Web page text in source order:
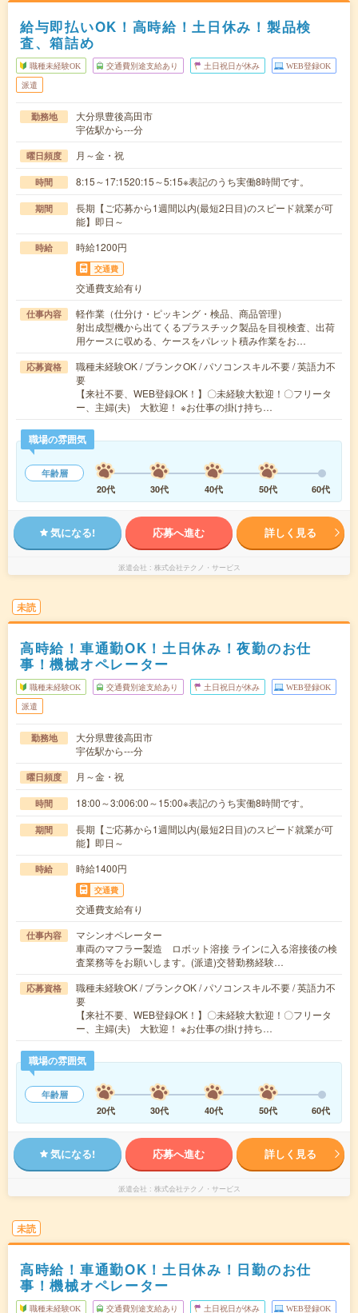
給与即払いOK！高時給！土日休み！製品検
査、箱詰め
職種未経験OK 交通費別途支給あり 土日祝日が休み WEB登録OK
派遣
勤務地
大分県豊後高田市
宇佐駅から---分
曜日頻度 月～金・祝
時間 8:15～17:1520:15～5:15※表記のうち実働8時間です。
期間
長期【ご応募から1週間以内(最短2日目)のスピード就業が可
能】即日～
時給 時給1200円
交通費
交通費支給有り
仕事内容
軽作業（仕分け・ピッキング・検品、商品管理）
射出成型機から出てくるプラスチック製品を目視検査、出荷
用ケースに収める、ケースをパレット積み作業をお…
応募資格
職種未経験OK / ブランクOK / パソコンスキル不要 / 英語力不
要
【来社不要、WEB登録OK！】〇未経験大歓迎！〇フリータ
ー、主婦(夫) 大歓迎！ ※お仕事の掛け持ち…
職場の雰囲気
年齢層
20代
30代 40代 50代 60代
気になる! 応募へ進む 詳しく見る
派遣会社 株式会社テクノ・サービス
未読
高時給！車通勤OK！土日休み！夜勤のお仕
事！機械オペレーター
職種未経験OK 交通費別途支給あり 土日祝日が休み WEB登録OK
派遣
勤務地
大分県豊後高田市
宇佐駅から---分
曜日頻度 月～金・祝
時間 18:00～3:006:00～15:00※表記のうち実働8時間です。
期間
長期【ご応募から1週間以内(最短2日目)のスピード就業が可
能】即日～
時給 時給1400円
交通費
交通費支給有り
仕事内容
マシンオペレーター
車両のマフラー製造 ロボット溶接 ラインに入る溶接後の検
査業務等をお願いします。(派遣)交替勤務経験…
応募資格
職種未経験OK / ブランクOK / パソコンスキル不要 / 英語力不
要
【来社不要、WEB登録OK！】〇未経験大歓迎！〇フリータ
ー、主婦(夫) 大歓迎！ ※お仕事の掛け持ち…
職場の雰囲気
年齢層
20代
30代 40代 50代 60代
気になる! 応募へ進む 詳しく見る
派遣会社 株式会社テクノ・サービス
未読
高時給！車通勤OK！土日休み！日勤のお仕
事！機械オペレーター
職種未経験OK 交通費別途支給あり 土日祝日が休み WEB登録OK